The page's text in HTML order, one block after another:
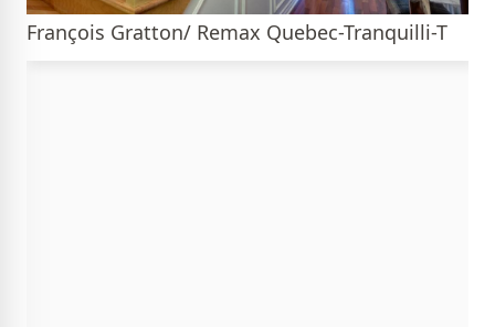
François Gratton/ Remax Quebec-Tranquilli-T